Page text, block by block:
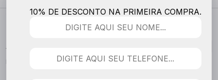
Nenhuma avaliação cadastrada para esse produto.
10% DE DESCONTO NA PRIMEIRA COMPRA.